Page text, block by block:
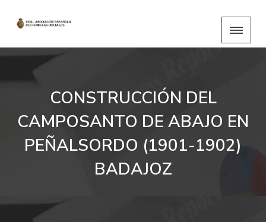
CONSTRUCCIÓN DEL
CAMPOSANTO DE ABAJO EN
PEÑALSORDO (1901-1902)
BADAJOZ